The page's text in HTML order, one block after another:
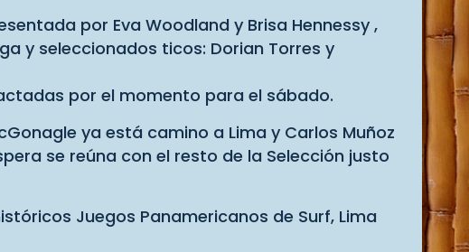
por Eva Woodland y Brisa Hennessy ,
y seleccionados ticos: Dorian Torres y
por el momento para el sábado.
ya está camino a Lima y Carlos Muñoz
se reúna con el resto de la Selección justo
Juegos Panamericanos de Surf, Lima